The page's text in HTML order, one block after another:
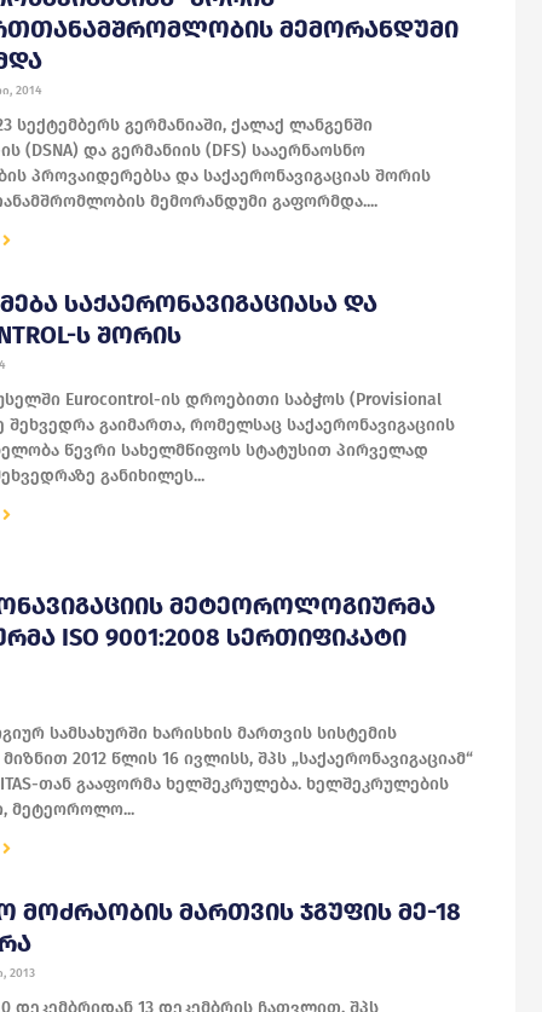
ᲛᲔᲛᲝᲠᲐᲜᲓᲣᲛᲘ
2014
სექტემბერს გერმანიაში, ქალაქ ლანგენში
(DSNA) და გერმანიის (DFS) სააერნაოსნო
პროვაიდერებსა და საქაერონავიგაციას შორის
მემორანდუმი გაფორმდა....
ᲡᲐᲥᲐᲔᲠᲝᲜᲐᲕᲘᲒᲐᲪᲘᲐᲡᲐ ᲓᲐ
Ს ᲨᲝᲠᲘᲡ
Eurocontrol-ის დროებითი საბჭოს (Provisional
შეხვედრა გაიმართა, რომელსაც საქაერონავიგაციის
წევრი სახელმწიფოს სტატუსით პირველად
განიხილეს...
ᲛᲔᲢᲔᲝᲠᲝᲚᲝᲒᲘᲣᲠᲛᲐ
ISO 9001:2008 ᲡᲔᲠᲗᲘᲤᲘᲙᲐᲢᲘ
სამსახურში ხარისხის მართვის სისტემის
2012 წლის 16 ივლისს, შპს „საქაერონავიგაციამ“
თან გააფორმა ხელშეკრულება. ხელშეკრულების
მეტეოროლო...
ᲛᲝᲫᲠᲐᲝᲑᲘᲡ ᲛᲐᲠᲗᲕᲘᲡ ᲯᲒᲣᲤᲘᲡ ᲛᲔ-18
2013
დეკემბრიდან 13 დეკემბრის ჩათვლით, შპს